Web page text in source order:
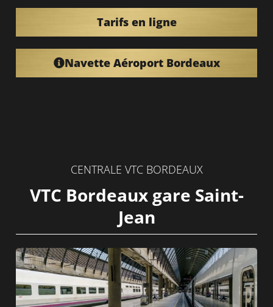
Tarifs en ligne
Navette Aéroport Bordeaux
CENTRALE VTC BORDEAUX
VTC Bordeaux gare Saint-
Jean